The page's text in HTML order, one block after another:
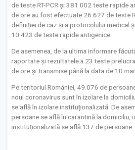
de teste RT-PCR și 381.002 teste rapide
de ore au fost efectuate 26.627 de teste
definiției de caz și a protocolului medical
10.423 de teste rapide antigenice.
De asemenea, de la ultima informare
raportate și rezultatele a 23 teste
de ore și transmise până la data de 10
Pe teritoriul României, 49.076 de
noul coronavirus sunt în izolare la
se află în izolare instituționalizată. De
persoane se află în carantină la domiciliu,
instituționalizată se află 137 de persoane.